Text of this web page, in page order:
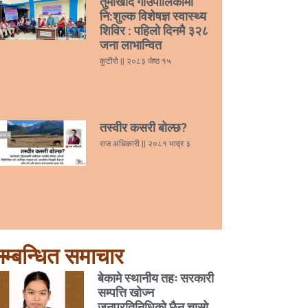
नि:शुल्क विशेषज्ञ स्वास्थ्य
शिविर : पहिलो दिनमै ३२८
जना लाभान्वित
कुटीरो २०८३ जेष्ठ १५
तस्वीर कसरी बोल्छ?
राज अधिकारी २०८१ भाद्र ३
समाचार
बेकामे स्थानीय तहः सरकारी
सम्पत्ति खोज्न